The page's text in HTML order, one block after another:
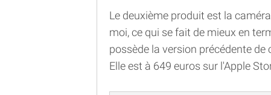
Le deuxième produit est la
moi, ce qui se fait de mieux en
possède la version précédente de
Elle est à 649 euros sur l'Apple